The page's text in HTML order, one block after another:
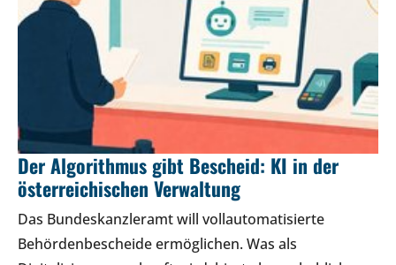
Der Algorithmus gibt Bescheid: KI in der
österreichischen Verwaltung
Das Bundeskanzleramt will vollautomatisierte
Behördenbescheide ermöglichen. Was als